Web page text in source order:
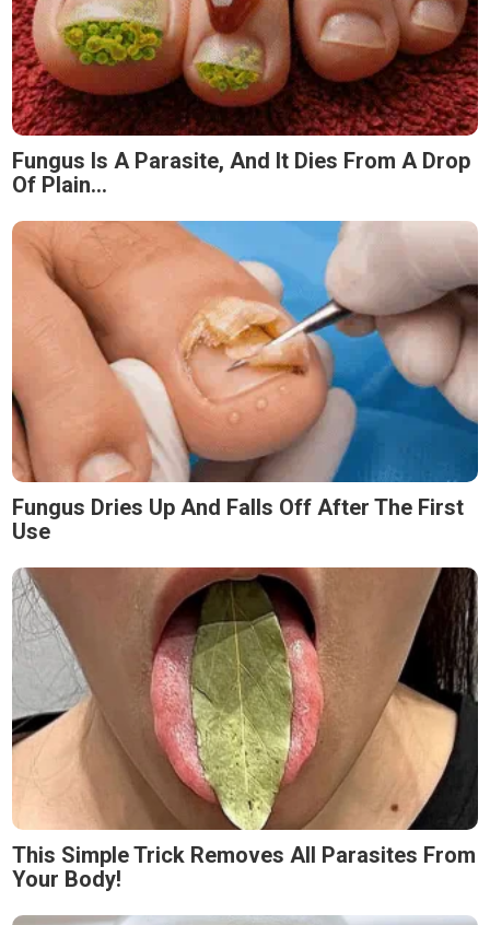
Fungus Is A Parasite, And It Dies From A Drop
Of Plain...
Fungus Dries Up And Falls Off After The First
Use
This Simple Trick Removes All Parasites From
Your Body!